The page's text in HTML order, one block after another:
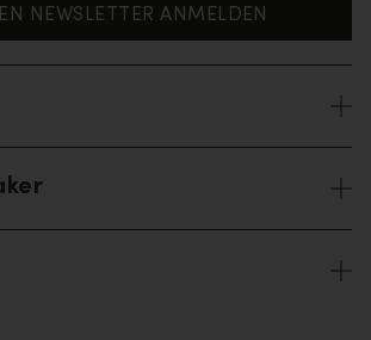
NEWSLETTER ANMELDEN